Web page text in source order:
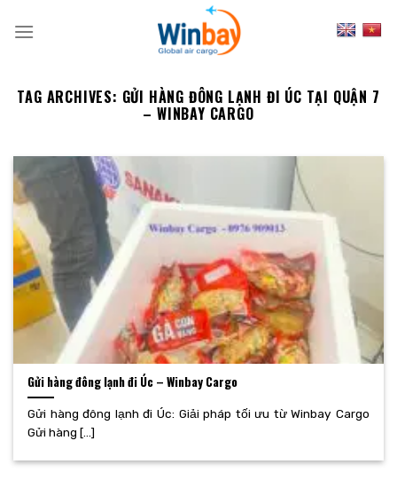
TAG ARCHIVES: GỬI HÀNG ĐÔNG LẠNH ĐI ÚC TẠI QUẬN 7
– WINBAY CARGO
Gửi hàng đông lạnh đi Úc – Winbay Cargo
Gửi hàng đông lạnh đi Úc: Giải pháp tối ưu từ Winbay Cargo
Gửi hàng [...]